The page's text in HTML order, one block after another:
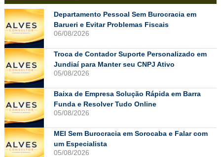
Departamento Pessoal Sem Burocracia em
Barueri e Evitar Problemas Fiscais
06/08/2026
Troca de Contador Suporte Personalizado em
Jundiaí para Manter seu CNPJ Ativo
05/08/2026
Baixa de Empresa Solução Rápida em Barra
Funda e Resolver Tudo Online
05/08/2026
MEI Sem Burocracia em Sorocaba e Falar com
um Especialista
05/08/2026